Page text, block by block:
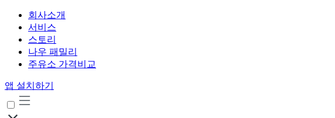
회사소개
서비스
스토리
나우 패밀리
주유소 가격비교
앱 설치하기